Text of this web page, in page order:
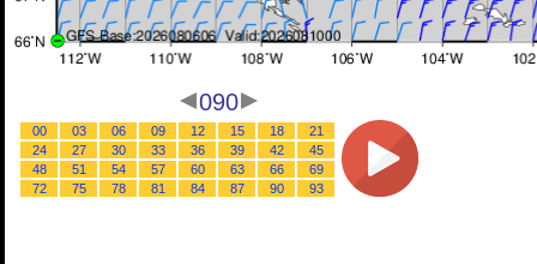
090
00 03 06 09 12 15 18
21
24
27 30 33 36 39 42
45
48
51 54 57 60 63 66
69
72
75 78 81 84 87 90 93